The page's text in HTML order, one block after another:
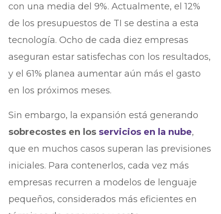
con una media del 9%. Actualmente, el 12%
de los presupuestos de TI se destina a esta
tecnología. Ocho de cada diez empresas
aseguran estar satisfechas con los resultados,
y el 61% planea aumentar aún más el gasto
en los próximos meses.
Sin embargo, la expansión está generando
sobrecostes en los servicios en la nube,
que en muchos casos superan las previsiones
iniciales. Para contenerlos, cada vez más
empresas recurren a modelos de lenguaje
pequeños, considerados más eficientes en